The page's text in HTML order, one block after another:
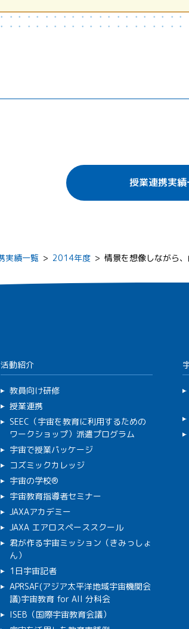
授業連携実績
実績一覧 > 2014年度 > 情景を想像しながら
活動紹介
教員向け研修
授業連携
SEEC（宇宙を教育に利用するための
ワークショップ）派遣プログラム
宇宙で授業パッケージ
コズミックカレッジ
宇宙の学校®
宇宙教育指導者セミナー
JAXAアカデミー
JAXA エアロスペーススクール
君が作る宇宙ミッション（きみっしょ
ん）
1日宇宙記者
APRSAF(アジア太平洋地域宇宙機関会
議)宇宙教育 for All 分科会
ISEB（国際宇宙教育会議）